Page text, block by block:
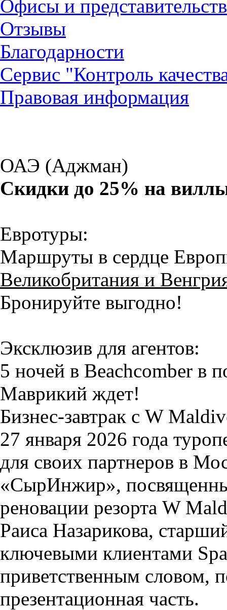
Офисы и
Отзывы
Благодарности
Сервис "Контроль
Правовая информация
ОАЭ (Аджман)
Скидки до 25% на
Евротуры:
Маршруты в сердце
Великобритания и
Бронируйте выгодно!
Эксклюзив для агентов:
5 ночей в Beachcomber в
Маврикий ждет!
Бизнес-завтрак с W
27 января 2026 года
для своих партнеров в
«СырИнжир»,
реновации резорта W
Раиса Назарикова,
ключевыми клиентами
приветственным словом,
презентационная часть.